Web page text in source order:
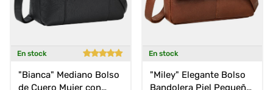
En stock
"Bianca" Mediano Bolso
de Cuero Mujer con
En stock
"Miley" Elegante Bolso
Bandolera Piel Pequeño